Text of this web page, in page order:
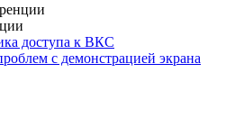
доступа к ВКС
с демонстрацией экрана